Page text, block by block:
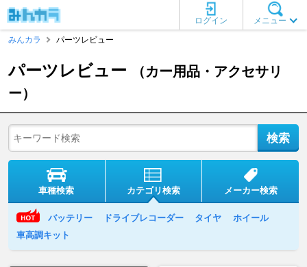
メニュー
ログイン
みんカラ
パーツレビュー
パーツレビュー
（カー用品・アクセサリ
ー）
車種検索 カテゴリ検索 メーカー検索
バッテリー ドライブレコーダー タイヤ
ホイール
車高調キット